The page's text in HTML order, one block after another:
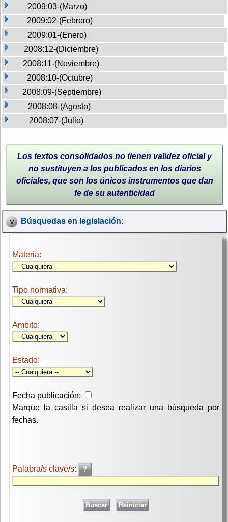
2009:03-(Marzo)
2009:02-(Febrero)
2009:01-(Enero)
2008:12-(Diciembre)
2008:11-(Noviembre)
2008:10-(Octubre)
2008:09-(Septiembre)
2008:08-(Agosto)
2008:07-(Julio)
Los textos consolidados no tienen validez oficial y
no sustituyen a los publicados en los diarios
oficiales, que son los únicos instrumentos que dan
fe de su autenticidad
Búsquedas en legislación:
Materia:
Tipo normativa:
Ambito:
Estado:
Fecha publicación:
Marque la casilla si desea realizar una búsqueda por
fechas.
Palabra/s clave/s: